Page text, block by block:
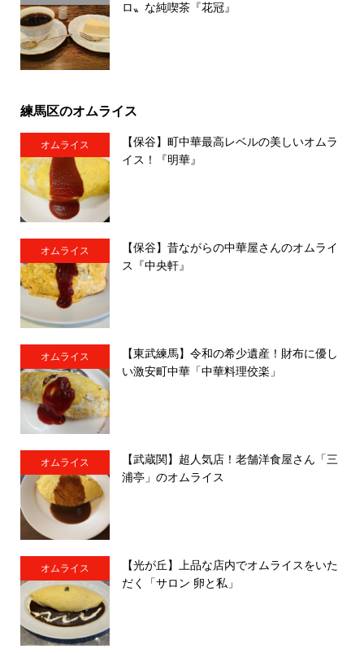
ロ〟な純喫茶『花冠』
練馬区のオムライス
オムライス
【保谷】町中華最高レベルの美しいオムラ
イス！『明華』
オムライス
【保谷】昔ながらの中華屋さんのオムライ
ス『中央軒』
オムライス
【東武練馬】令和の希少遺産！財布に優し
い激安町中華「中華料理佼楽」
オムライス
【武蔵関】超人気店！老舗洋食屋さん「三
浦亭」のオムライス
オムライス
【光が丘】上品な店内でオムライスをいた
だく「サロン 卵と私」